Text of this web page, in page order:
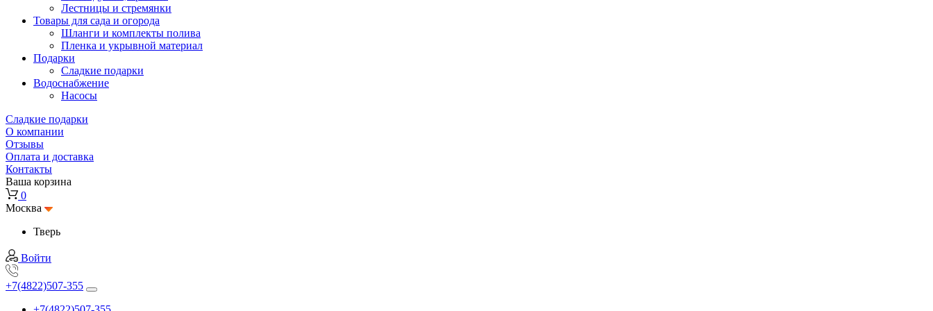
Лестницы и стремянки
Товары для сада и огорода
Шланги и комплекты полива
Пленка и укрывной материал
Подарки
Cладкие подарки
Водоснабжение
Насосы
Сладкие подарки
О компании
Отзывы
Оплата и доставка
Контакты
Ваша корзина
0
Москва
Тверь
Войти
+7(4822)507-355